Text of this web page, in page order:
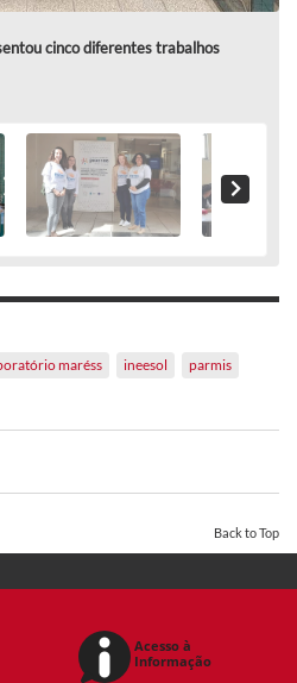
cinco diferentes trabalhos
maréss ineesol
parmis
Back to Top